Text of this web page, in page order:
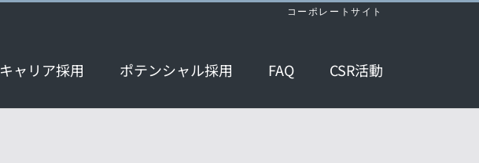
コーポレートサイト
キャリア採用 ポテンシャル採用 FAQ CSR活動